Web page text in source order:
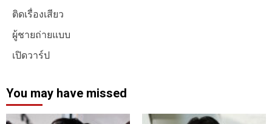
ติดเรื่องเสียว
ผู้ชายถ่ายแบบ
เปิดวาร์ป
You may have missed